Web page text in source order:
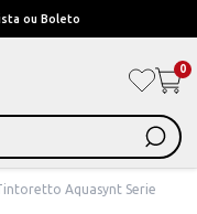
ou Boleto
0
Aquasynt Serie